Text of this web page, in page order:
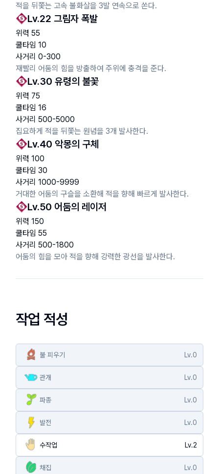
적을 뒤쫓는 고속 불화살을 3발 연속으로 쏜다.
Lv.22 그림자 폭발
위력 55
쿨타임 10
사거리 0-300
재빨리 어둠의 힘을 방출하여 주위에 충격을 준다.
Lv.30 유령의 불꽃
위력 75
쿨타임 16
사거리 500-5000
집요하게 적을 뒤쫓는 원념을 3개 발사한다.
Lv.40 악몽의 구체
위력 100
쿨타임 30
사거리 1000-9999
거대한 어둠의 구슬을 소환해 적을 향해 빠르게 발사한다.
Lv.50 어둠의 레이저
위력 150
쿨타임 55
사거리 500-1800
어둠의 힘을 모아 적을 향해 강력한 광선을 발사한다.
작업 적성
불 피우기 Lv.0
관개 Lv.0
파종 Lv.0
발전 Lv.0
수작업 Lv.2
채집 Lv.0